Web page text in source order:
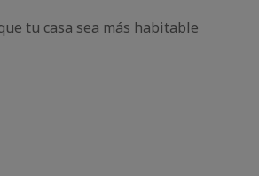
tu casa sea más habitable